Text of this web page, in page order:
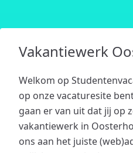
Vakantiewerk
Welkom op
op onze vacaturesite
gaan er van uit dat jij op
vakantiewerk in
ons aan het juiste